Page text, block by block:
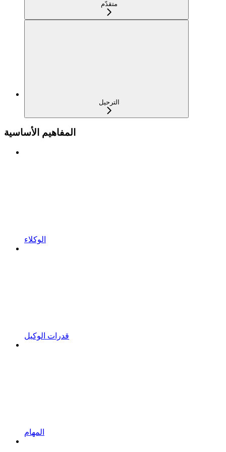
متقدّم
الترحيل
المفاهيم الأساسية
الوكلاء
قدرات الوكيل
المهام